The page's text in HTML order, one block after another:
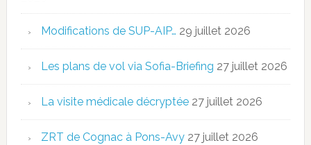
Modifications de SUP-AIP… 29 juillet 2026
Les plans de vol via Sofia-Briefing 27 juillet 2026
La visite médicale décryptée 27 juillet 2026
ZRT de Cognac à Pons-Avy 27 juillet 2026